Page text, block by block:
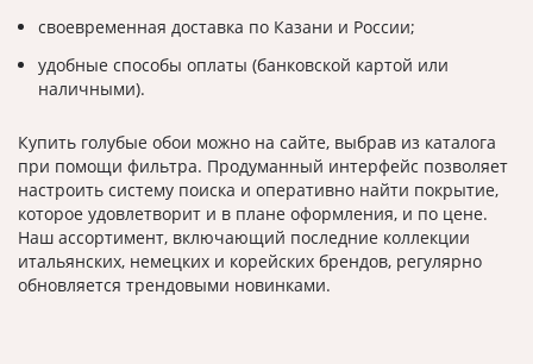
своевременная доставка по Казани и России;
удобные способы оплаты (банковской картой или
наличными).
Купить голубые обои можно на сайте, выбрав из каталога
при помощи фильтра. Продуманный интерфейс позволяет
настроить систему поиска и оперативно найти покрытие,
которое удовлетворит и в плане оформления, и по цене.
Наш ассортимент, включающий последние коллекции
итальянских, немецких и корейских брендов, регулярно
обновляется трендовыми новинками.